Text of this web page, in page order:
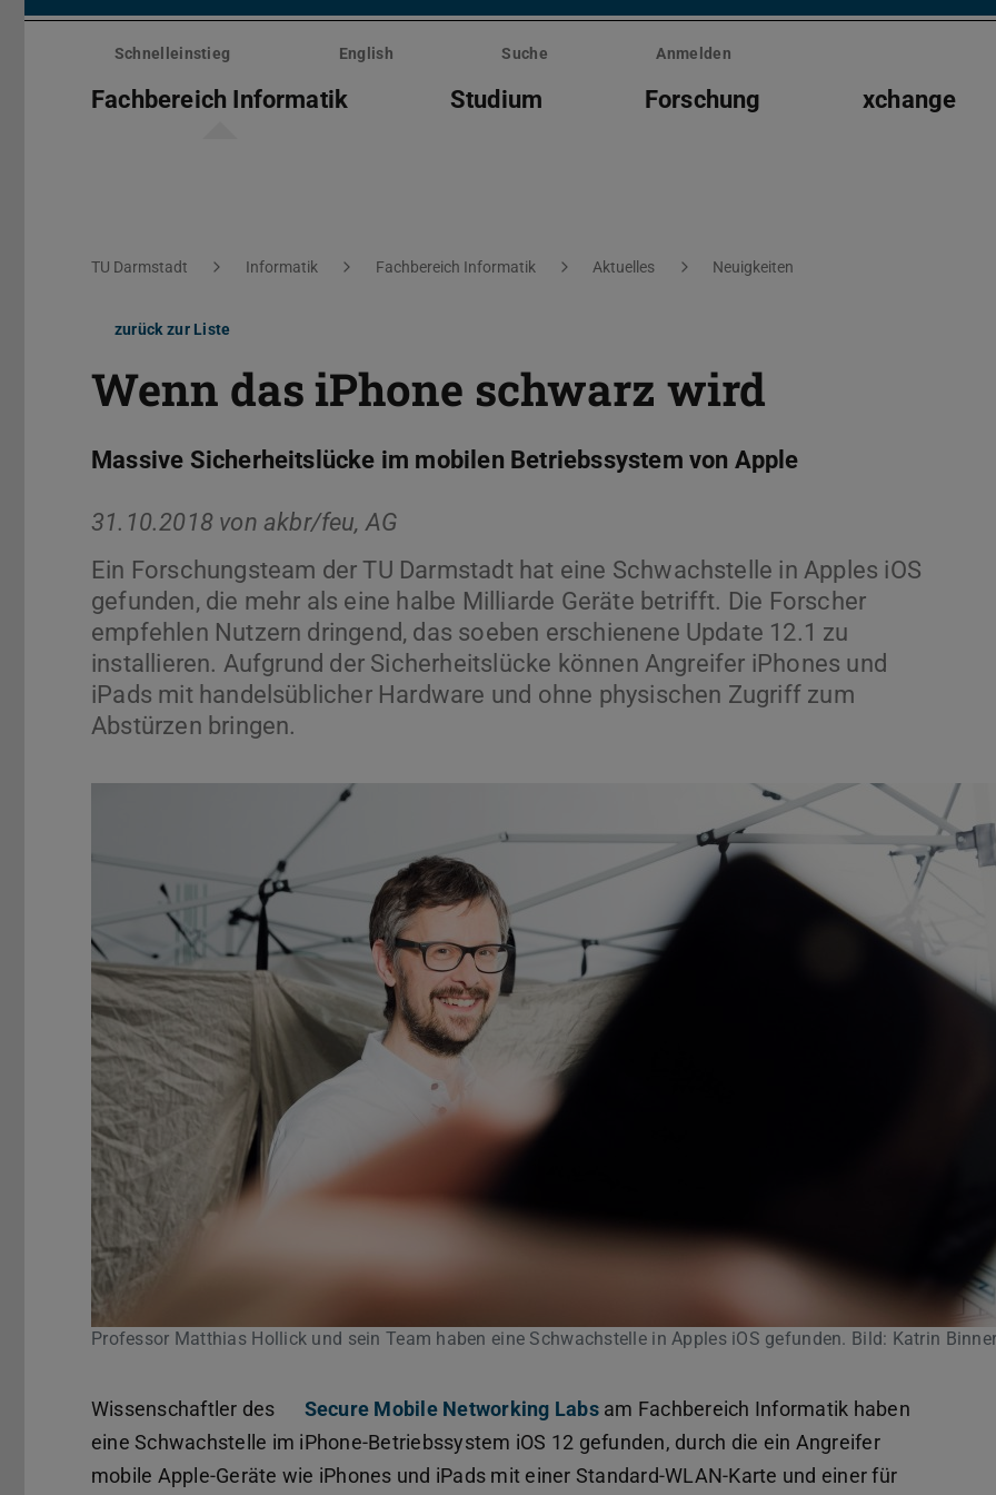
Menü
überspringenSchnelleinstieg English Suche Anmelden
Fachbereich Informatik Studium Forschung xchange
Sie befinden sich hier:
TU Darmstadt Informatik Fachbereich Informatik Aktuelles Neuigkeiten
zurück zur Liste
Wenn das iPhone schwarz wird
Massive Sicherheitslücke im mobilen Betriebssystem von Apple
31.10.2018 von akbr/feu, AG
Ein Forschungsteam der TU Darmstadt hat eine Schwachstelle in Apples iOS
gefunden, die mehr als eine halbe Milliarde Geräte betrifft. Die Forscher
empfehlen Nutzern dringend, das soeben erschienene Update 12.1 zu
installieren. Aufgrund der Sicherheitslücke können Angreifer iPhones und
iPads mit handelsüblicher Hardware und ohne physischen Zugriff zum
Abstürzen bringen.
Professor Matthias Hollick und sein Team haben eine Schwachstelle in Apples iOS gefunden. Bild: Katrin
Wissenschaftler des Secure Mobile Networking Labsam Fachbereich Informatik haben
eine Schwachstelle im iPhone-Betriebssystem iOS 12 gefunden, durch die ein Angreifer
mobile Apple-Geräte wie iPhones und iPads mit einer Standard-WLAN-Karte und einer für